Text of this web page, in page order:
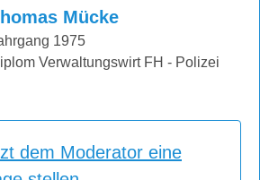
Mücke
1975
Verwaltungswirt FH - Polizei
dem Moderator eine